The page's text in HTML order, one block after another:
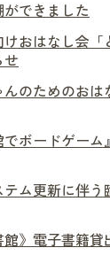
ができました
けおはなし会「
せ
んのためのお
でボードゲー
テム更新に伴
館》電子書籍貸